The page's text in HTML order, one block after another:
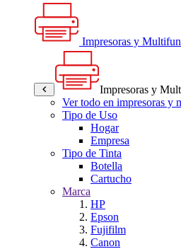
Impresoras y
Impresoras y
Ver todo en impresoras y
Tipo de Uso
Hogar
Empresa
Tipo de Tinta
Botella
Cartucho
Marca
HP
Epson
Fujifilm
Canon